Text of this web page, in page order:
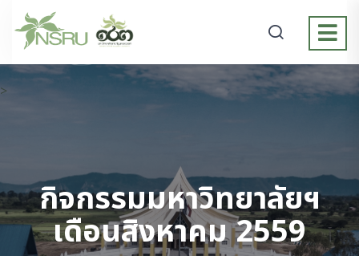
>
กิจกรรมมหาวิทยาลัยฯ
เดือนสิงหาคม 2559